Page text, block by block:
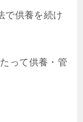
で供養を続け
って供養・管